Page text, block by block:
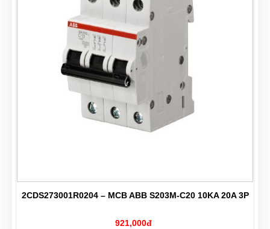
2CDS273001R0204 – MCB ABB S203M-C20 10KA 20A 3P
921,000đ